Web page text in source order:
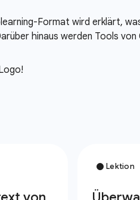
Format wird erklärt,
hinaus werden Tools